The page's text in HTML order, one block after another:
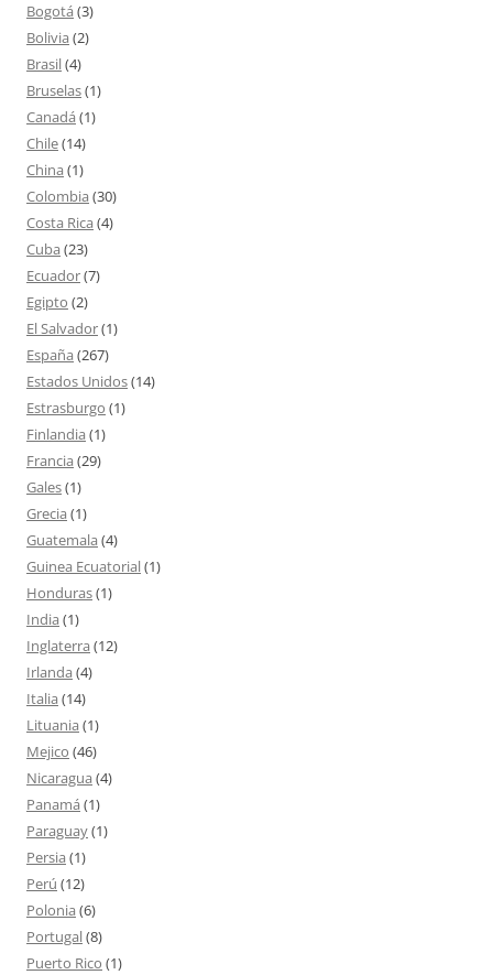
Bogotá (3)
Bolivia (2)
Brasil(4)
Bruselas(1)
Canadá (1)
Chile(14)
China (1)
Colombia (30)
Costa Rica (4)
Cuba (23)
Ecuador(7)
Egipto (2)
El Salvador(1)
España (267)
Estados Unidos(14)
Estrasburgo (1)
Finlandia (1)
Francia (29)
Gales(1)
Grecia (1)
Guatemala (4)
Guinea Ecuatorial(1)
Honduras(1)
India (1)
Inglaterra (12)
Irlanda (4)
Italia (14)
Lituania (1)
Mejico (46)
Nicaragua (4)
Panamá (1)
Paraguay(1)
Persia (1)
Perú (12)
Polonia (6)
Portugal(8)
Puerto Rico (1)